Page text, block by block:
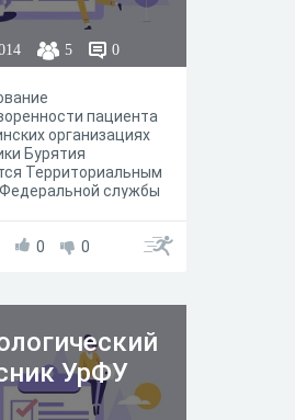
5 0
пациента
организациях
Бурятия
Территориальным
службы
Бурятия
0 0
УрФУ